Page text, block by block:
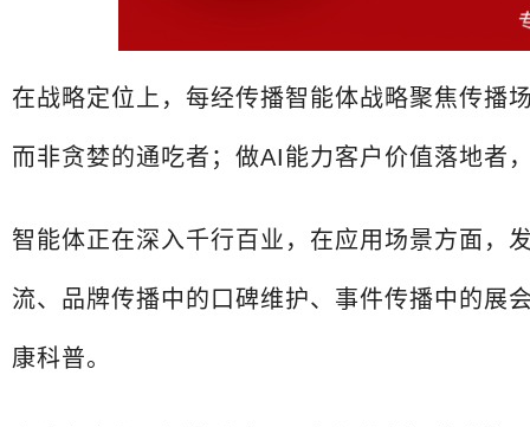
在战略定位上，每经传播智能体战略聚焦传播
而非贪婪的通吃者；做AI能力客户价值落地者
智能体正在深入千行百业，在应用场景方面，
流、品牌传播中的口碑维护、事件传播中的展
康科普。